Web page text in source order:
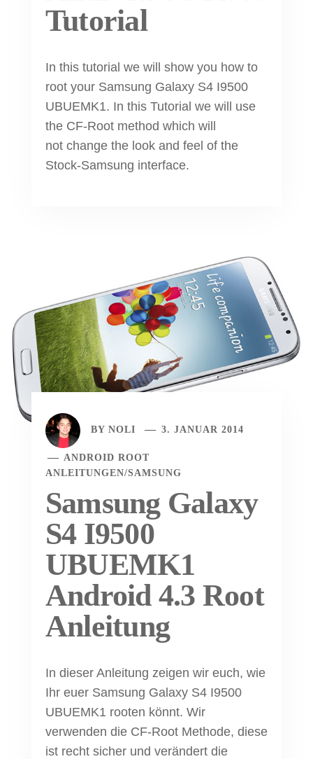
Tutorial
In this tutorial we will show you how to
root your Samsung Galaxy S4 I9500
UBUEMK1. In this Tutorial we will use
the CF-Root method which will
not change the look and feel of the
Stock-Samsung interface.
BY NOLI 3. JANUAR 2014
ANDROID ROOT
ANLEITUNGEN/SAMSUNG
Samsung Galaxy
S4 I9500
UBUEMK1
Android 4.3 Root
Anleitung
In dieser Anleitung zeigen wir euch, wie
Ihr euer Samsung Galaxy S4 I9500
UBUEMK1 rooten könnt. Wir
verwenden die CF-Root Methode, diese
ist recht sicher und verändert die